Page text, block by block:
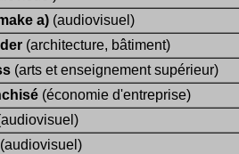
a) (audiovisuel)
(architecture, bâtiment)
(arts et enseignement supérieur)
(économie d'entreprise)
(audiovisuel)